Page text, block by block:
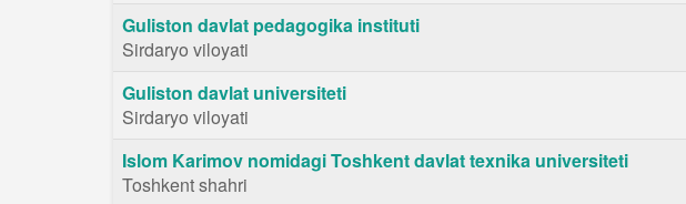
Guliston davlat pedagogika instituti
Sirdaryo viloyati
Guliston davlat universiteti
Sirdaryo viloyati
Islom Karimov nomidagi Toshkent davlat texnika universiteti
Toshkent shahri